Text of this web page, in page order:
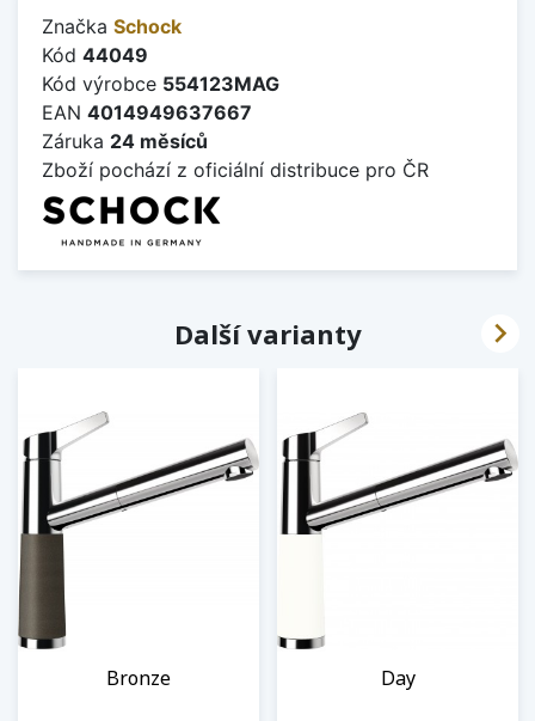
Značka Schock
Kód 44049
Kód výrobce 554123MAG
EAN 4014949637667
Záruka 24 měsíců
Zboží pochází z oficiální distribuce pro ČR
Další varianty
Bronze Day
